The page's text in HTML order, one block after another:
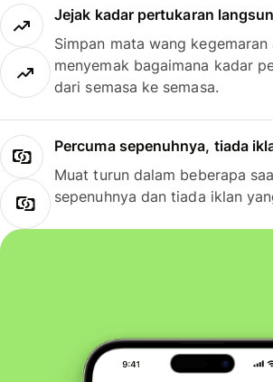
Jejak kadar pertukaran
Simpan mata wang kegemaran
menyemak bagaimana kadar
dari semasa ke semasa.
Percuma sepenuhnya, tiada
Muat turun dalam beberapa
sepenuhnya dan tiada iklan